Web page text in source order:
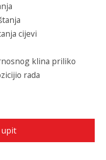
cijevi
klina priliko
rada
upit